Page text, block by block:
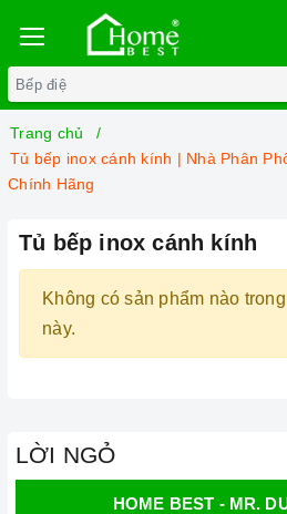
Trang chủ
Tủ bếp inox cánh kính | Nhà Phân
Chính Hãng
Tủ bếp inox cánh kính
Không có sản phẩm nào
này.
LỜI NGỎ
HOME BEST - MR.